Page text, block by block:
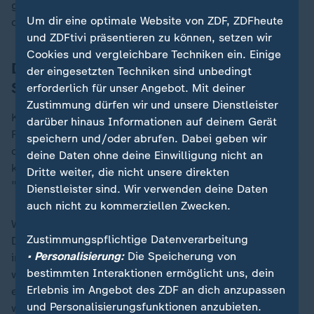
glaube, dass viele Menschen nicht mehr bereit sind,
das hinzunehmen", so Kubicki.
Dröge fordert Zeitenwende der
Sicherheitspolitik
Katharina Dröge wies darauf hin, dass jeder dieser
Fälle einzeln betrachtet werden muss. "Aber es gibt
daneben natürlich Dinge, die man grundsätzlich sagen
kann." In diesem Zusammenhang forderte sie eine
"Zeitenwende der Sicherheitspolitik".
Wie umgehen mit straffällig gewordenen Migranten?
Der FDP-Politiker forderte vehement: "Konsequent und
interessengeleitet mit denjenigen Regierungen, selbst
wenn sie uns nicht gefallen, in Verhandlung darüber
einzutreten, ob sie die Staatsbürger, die wir loswerden
wollen, wieder aufnehmen wollen."
Um dir eine optimale Website von ZDF, ZDFheute
und ZDFtivi präsentieren zu können, setzen wir
Cookies und vergleichbare Techniken ein. Einige
der eingesetzten Techniken sind unbedingt
erforderlich für unser Angebot. Mit deiner
Zustimmung dürfen wir und unsere Dienstleister
darüber hinaus Informationen auf deinem Gerät
speichern und/oder abrufen. Dabei geben wir
deine Daten ohne deine Einwilligung nicht an
Dritte weiter, die nicht unsere direkten
Dienstleister sind. Wir verwenden deine Daten
auch nicht zu kommerziellen Zwecken.
Zustimmungspflichtige Datenverarbeitung
• Personalisierung:Die Speicherung von
bestimmten Interaktionen ermöglicht uns, dein
Erlebnis im Angebot des ZDF an dich anzupassen
und Personalisierungsfunktionen anzubieten.